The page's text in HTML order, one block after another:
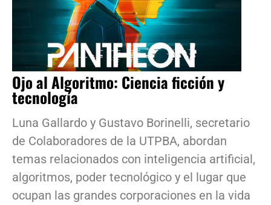
Ojo al Algoritmo: Ciencia ficción y
tecnología
Luna Gallardo y Gustavo Borinelli, secretario
de Colaboradores de la UTPBA, abordan
temas relacionados con inteligencia artificial,
algoritmos, poder tecnológico y el lugar que
ocupan las grandes corporaciones en la vida